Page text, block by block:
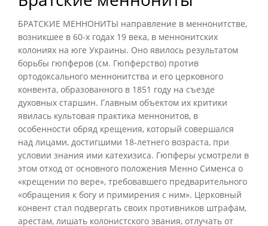
БРАТСКИЕ МЕННОНИТЫ направление в меннонитстве,
возникшее в 60-х годах 19 века, в меннонитских
колониях на юге Украины. Оно явилось результатом
борьбы гюпферов (см. Гюпферство) против
ортодоксального меннонитства и его церковного
конвента, образованного в 1851 году на съезде
духовных старшин. Главным объектом их критики
явилась культовая практика меннонитов, в
особенности обряд крещения, который совершался
над лицами, достигшими 18-летнего возраста, при
условии знания ими катехизиса. Гюпферы усмотрели в
этом отход от основного положения Менно Сименса о
«крещении по вере», требовавшего предварительного
«обращения к богу и примирения с ним». Церковный
конвент стал подвергать своих противников штрафам,
арестам, лишать колонистского звания, отлучать от